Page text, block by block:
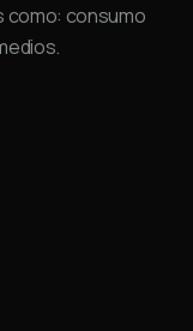
como: consumo